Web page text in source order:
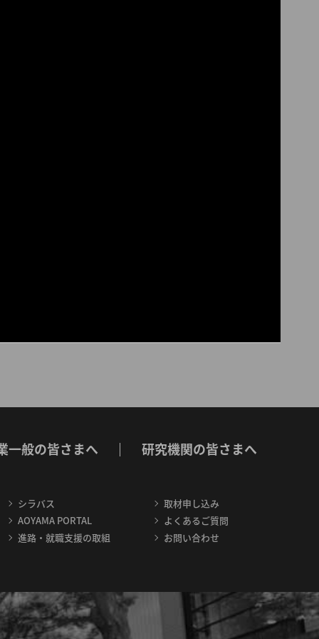
一般の皆さまへ 研究機関の皆さまへ
シラバス
AOYAMA PORTAL
進路・就職支援の取組
取材申し込み
よくあるご質問
お問い合わせ